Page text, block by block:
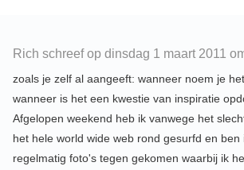
Rich schreef op dinsdag 1 maart 2011
zoals je zelf al aangeeft: wanneer noem je
wanneer is het een kwestie van inspiratie
Afgelopen weekend heb ik vanwege het
het hele world wide web rond gesurfd en ben
regelmatig foto's tegen gekomen waarbij ik